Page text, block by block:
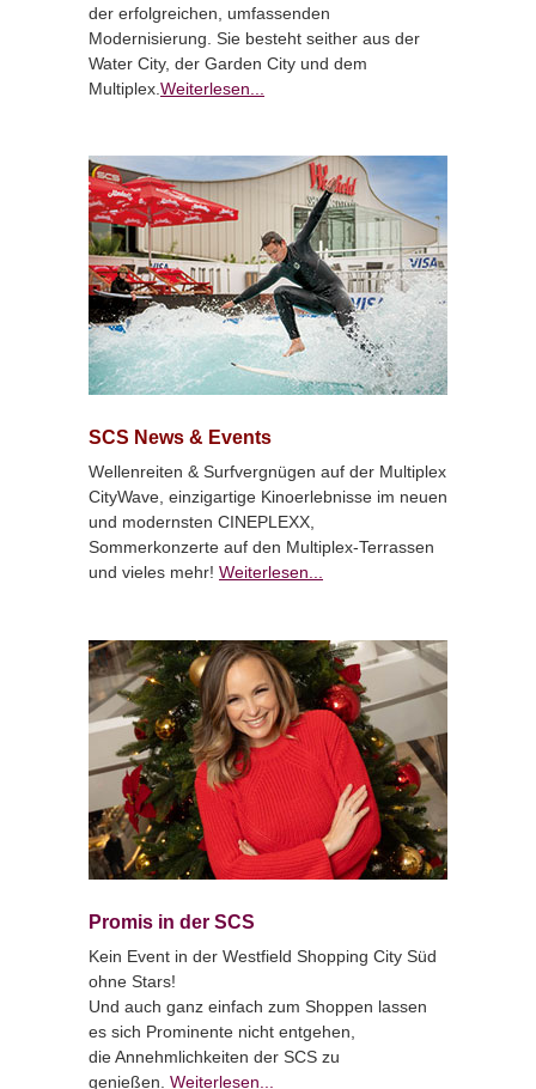
der erfolgreichen, umfassenden
Modernisierung. Sie besteht seither aus der
Water City, der Garden City und dem
Multiplex. Weiterlesen...
SCS News & Events
Wellenreiten & Surfvergnügen auf der Multiplex
CityWave, einzigartige Kinoerlebnisse im neuen
und modernsten CINEPLEXX,
Sommerkonzerte auf den Multiplex-Terrassen
und vieles mehr! Weiterlesen...
Promis in der SCS
Kein Event in der Westfield Shopping City Süd
ohne Stars!
Und auch ganz einfach zum Shoppen lassen
es sich Prominente nicht entgehen,
die Annehmlichkeiten der SCS zu
genießen. Weiterlesen...